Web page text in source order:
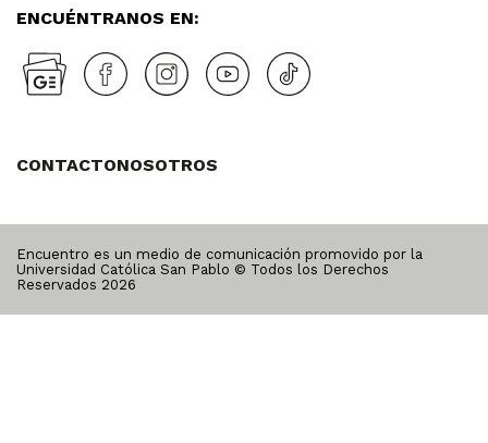
ENCUÉNTRANOS EN:
CONTACTONOSOTROS
Encuentro es un medio de comunicación promovido por la
Universidad Católica San Pablo © Todos los Derechos
Reservados 2026